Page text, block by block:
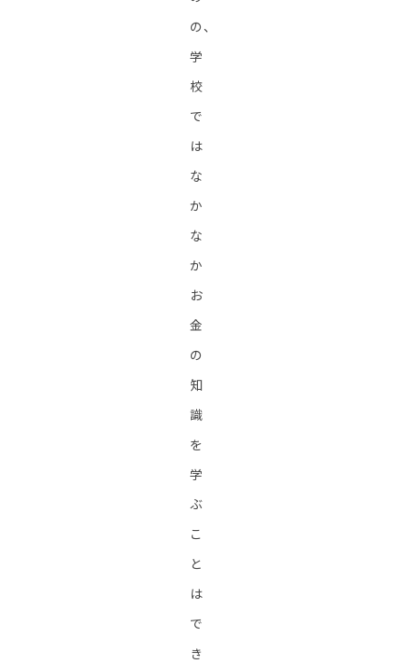
の、
学
校
で
は
な
か
な
か
お
金
の
知
識
を
学
ぶ
こ
と
は
で
き